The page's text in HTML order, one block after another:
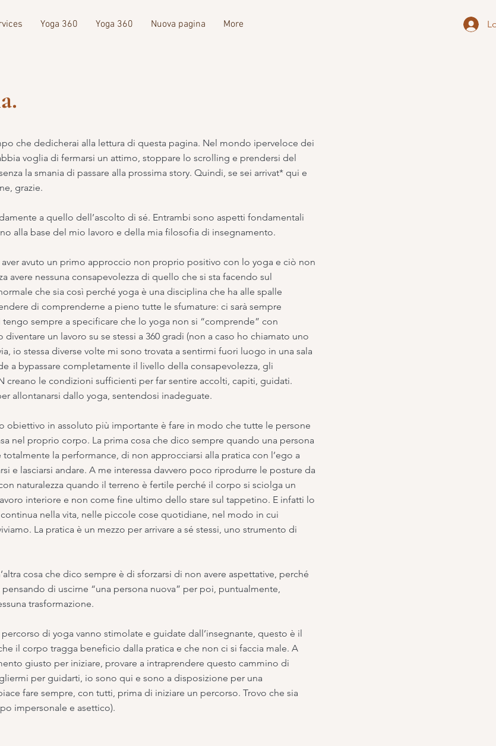
Yoga 360 Yoga 360 Nuova pagina More
che dedicherai alla lettura di questa pagina. Nel mondo iperveloce dei
voglia di fermarsi un attimo, stoppare lo scrolling e prendersi del
la smania di passare alla prossima story. Quindi, se sei arrivat* qui e
grazie.
a quello dell’ascolto di sé. Entrambi sono aspetti fondamentali
alla base del mio lavoro e della mia filosofia di insegnamento.
avuto un primo approccio non proprio positivo con lo yoga e ciò non
avere nessuna consapevolezza di quello che si sta facendo sul
che sia così perché yoga è una disciplina che ha alle spalle
di comprenderne a pieno tutte le sfumature: ci sarà sempre
tengo sempre a specificare che lo yoga non si “comprende” con
un lavoro su se stessi a 360 gradi (non a caso ho chiamato uno
io stessa diverse volte mi sono trovata a sentirmi fuori luogo in una sala
a bypassare completamente il livello della consapevolezza, gli
creano le condizioni sufficienti per far sentire accolti, capiti, guidati.
allontanarsi dallo yoga, sentendosi inadeguate.
obiettivo in assoluto più importante è fare in modo che tutte le persone
nel proprio corpo. La prima cosa che dico sempre quando una persona
la performance, di non approcciarsi alla pratica con l’ego a
e lasciarsi andare. A me interessa davvero poco riprodurre le posture da
naturalezza quando il terreno è fertile perché il corpo si sciolga un
interiore e non come fine ultimo dello stare sul tappetino. E infatti lo
nella vita, nelle piccole cose quotidiane, nel modo in cui
La pratica è un mezzo per arrivare a sé stessi, uno strumento di
cosa che dico sempre è di sforzarsi di non avere aspettative, perché
di uscirne “una persona nuova” per poi, puntualmente,
trasformazione.
di yoga vanno stimolate e guidate dall’insegnante, questo è il
il corpo tragga beneficio dalla pratica e che non ci si faccia male. A
giusto per iniziare, provare a intraprendere questo cammino di
per guidarti, io sono qui e sono a disposizione per una
fare sempre, con tutti, prima di iniziare un percorso. Trovo che sia
impersonale e asettico).